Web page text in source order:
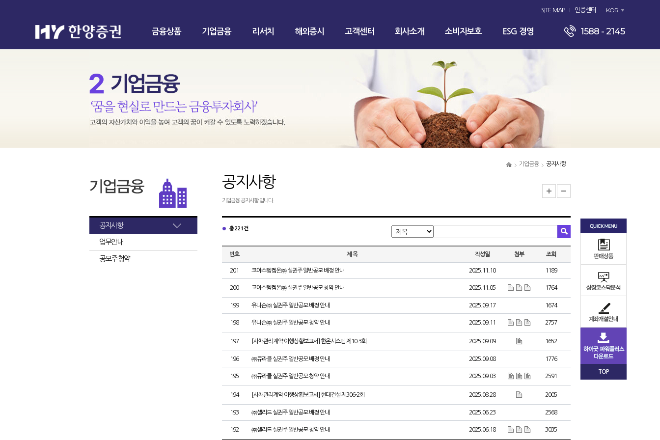
SITE MAP 인증센터 KOR
금융상품 기업금융 리서치 해외증시 고객센터 회사소개 소비자보호 ESG 경영 1588 - 2145
기업금융 공지사항
공지사항
업무안내
공모주 청약
공지사항
기업금융 공지사항 입니다.
총 221건
번호 제 목 작성일 첨부 조회
201 코아스템켐온㈜ 실권주 일반공모 배정 안내 2025.11.10 1189
200 코아스템켐온㈜ 실권주 일반공모 청약 안내 2025.11.05 1764
199 유니슨㈜ 실권주 일반공모 배정 안내 2025.09.17 1674
198 유니슨㈜ 실권주 일반공모 청약 안내 2025.09.11 2757
197 [사채관리계약 이행상황보고서] 한온시스템 제10-3회 2025.09.09 1652
196 ㈜큐라클 실권주 일반공모 배정 안내 2025.09.08 1776
195 ㈜큐라클 실권주 일반공모 청약 안내 2025.09.03 2591
194 [사채관리계약 이행상황보고서] 현대건설 제306-2회 2025.08.28 2005
193 ㈜셀리드 실권주 일반공모 배정 안내 2025.06.23 2568
192 ㈜셀리드 실권주 일반공모 청약 안내 2025.06.18 3035
TOP